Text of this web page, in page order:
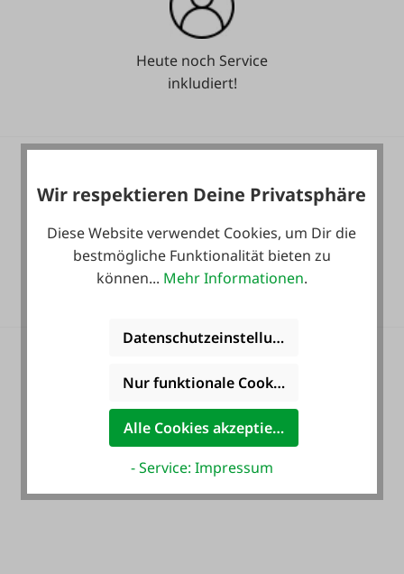
Heute noch Service
inkludiert!
36 Monate
Langzeit-Garantie.
Zahlung auf Wunsch
mit Rechnung - auch
Wir respektieren Deine Privatsphäre
Diese Website verwendet Cookies, um Dir die
bestmögliche Funktionalität bieten zu
können... Mehr Informationen.
Datenschutzeinstellungen
Nur funktionale Cookies akzeptieren
Alle Cookies akzeptieren
- Service: Impressum